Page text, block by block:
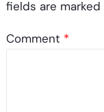
fields are marked
Comment *